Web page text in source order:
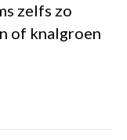
zelfs zo
of knalgroen